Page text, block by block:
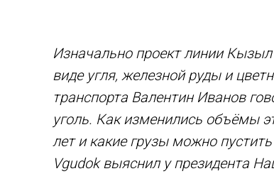
Изначально проект линии
виде угля, железной руды и
транспорта Валентин Иванов
уголь. Как изменились объёмы
лет и какие грузы можно
Vgudok выяснил у президента